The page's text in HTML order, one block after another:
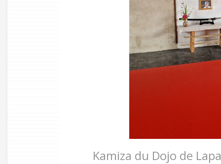
Kamiza du Dojo de